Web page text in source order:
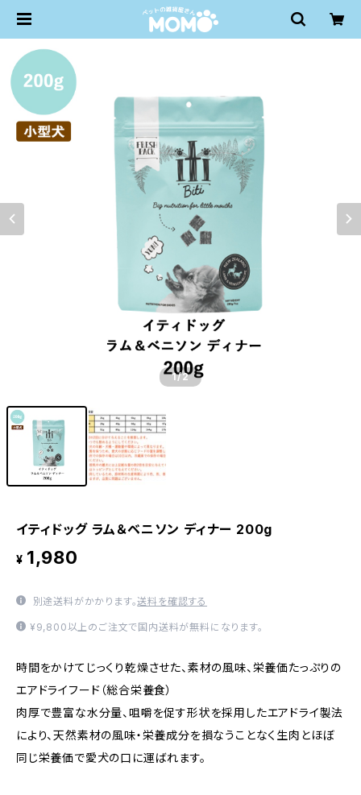
1/2
イティドッグ ラム＆ベニソン ディナー 200g
¥ 1,980
別途送料がかかります。送料を確認する
¥9,800以上のご注文で国内送料が無料になります。
時間をかけてじっくり乾燥させた、素材の風味、栄養価たっぷりの
エアドライフード（総合栄養食）
肉厚で豊富な水分量、咀嚼を促す形状を採用したエアドライ製法
により、天然素材の風味・栄養成分を損なうことなく生肉とほぼ
同じ栄養価で愛犬の口に運ばれます。